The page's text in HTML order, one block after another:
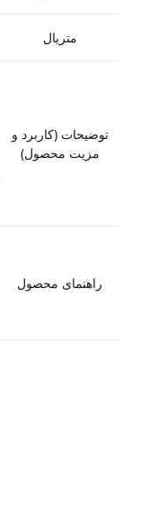
متریال
توضیحات (کاربرد و
مزیت محصول)
راهنمای محصول